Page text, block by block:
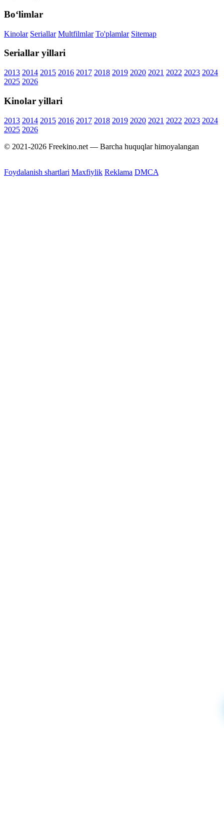
Bo‘limlar
Kinolar Seriallar Multfilmlar To'plamlar Sitemap
Seriallar yillari
2013 2014 2015 2016 2017 2018 2019 2020 2021 2022 2023 2024
2025 2026
Kinolar yillari
2013 2014 2015 2016 2017 2018 2019 2020 2021 2022 2023 2024
2025 2026
© 2021-2026 Freekino.net — Barcha huquqlar himoyalangan
Foydalanish shartlari Maxfiylik Reklama DMCA